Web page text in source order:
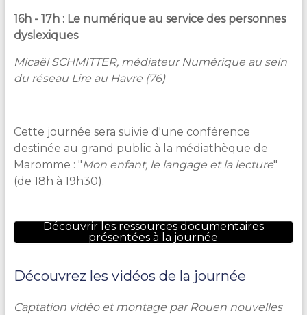
16h - 17h : Le numérique au service des personnes
dyslexiques
Micaël SCHMITTER, médiateur Numérique au sein
du réseau Lire au Havre (76)
Cette journée sera suivie d'une conférence
destinée au grand public à la médiathèque de
Maromme : "Mon enfant, le langage et la lecture"
(de 18h à 19h30).
Découvrir les ressources documentaires
présentées à la journée
Découvrez les vidéos de la journée
Captation vidéo et montage par Rouen nouvelles